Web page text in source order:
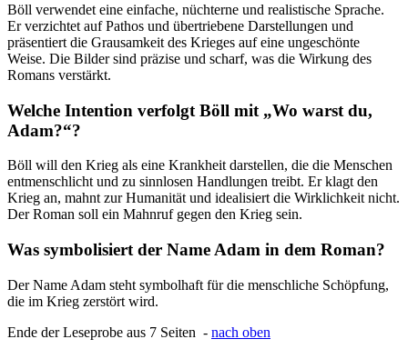
Böll verwendet eine einfache, nüchterne und realistische Sprache.
Er verzichtet auf Pathos und übertriebene Darstellungen und
präsentiert die Grausamkeit des Krieges auf eine ungeschönte
Weise. Die Bilder sind präzise und scharf, was die Wirkung des
Romans verstärkt.
Welche Intention verfolgt Böll mit „Wo warst du,
Adam?“?
Böll will den Krieg als eine Krankheit darstellen, die die Menschen
entmenschlicht und zu sinnlosen Handlungen treibt. Er klagt den
Krieg an, mahnt zur Humanität und idealisiert die Wirklichkeit nicht.
Der Roman soll ein Mahnruf gegen den Krieg sein.
Was symbolisiert der Name Adam in dem Roman?
Der Name Adam steht symbolhaft für die menschliche Schöpfung,
die im Krieg zerstört wird.
Ende der Leseprobe aus 7 Seiten - nach oben